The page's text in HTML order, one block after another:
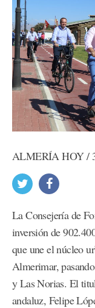
ALMERÍA HOY /
La Consejería de
inversión de
que une el núcleo
Almerimar,
y Las Norias. El
andaluz, Felipe